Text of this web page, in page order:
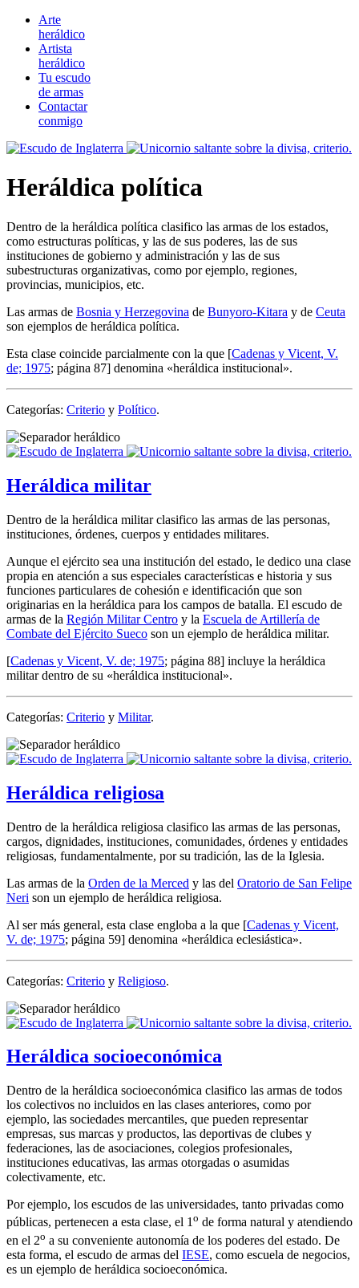
Arte
heráldico
Artista
heráldico
Tu escudo
de armas
Contactar
conmigo
Heráldica política
Dentro de la heráldica política clasifico las armas de los estados,
como estructuras políticas, y las de sus poderes, las de sus
instituciones de gobierno y administración y las de sus
subestructuras organizativas, como por ejemplo, regiones,
provincias, municipios, etc.
Las armas de Bosnia y Herzegovina de Bunyoro-Kitara y de Ceuta
son ejemplos de heráldica política.
Esta clase coincide parcialmente con la que [Cadenas y Vicent, V.
de; 1975; página 87] denomina «heráldica institucional».
Categorías: Criterio y Político.
Heráldica militar
Dentro de la heráldica militar clasifico las armas de las personas,
instituciones, órdenes, cuerpos y entidades militares.
Aunque el ejército sea una institución del estado, le dedico una clase
propia en atención a sus especiales características e historia y sus
funciones particulares de cohesión e identificación que son
originarias en la heráldica para los campos de batalla. El escudo de
armas de la Región Militar Centro y la Escuela de Artillería de
Combate del Ejército Sueco son un ejemplo de heráldica militar.
[Cadenas y Vicent, V. de; 1975; página 88] incluye la heráldica
militar dentro de su «heráldica institucional».
Categorías: Criterio y Militar.
Heráldica religiosa
Dentro de la heráldica religiosa clasifico las armas de las personas,
cargos, dignidades, instituciones, comunidades, órdenes y entidades
religiosas, fundamentalmente, por su tradición, las de la Iglesia.
Las armas de la Orden de la Merced y las del Oratorio de San Felipe
Neri son un ejemplo de heráldica religiosa.
Al ser más general, esta clase engloba a la que [Cadenas y Vicent,
V. de; 1975; página 59] denomina «heráldica eclesiástica».
Categorías: Criterio y Religioso.
Heráldica socioeconómica
Dentro de la heráldica socioeconómica clasifico las armas de todos
los colectivos no incluidos en las clases anteriores, como por
ejemplo, las sociedades mercantiles, que pueden representar
empresas, sus marcas y productos, las deportivas de clubes y
federaciones, las de asociaciones, colegios profesionales,
instituciones educativas, las armas otorgadas o asumidas
colectivamente, etc.
Por ejemplo, los escudos de las universidades, tanto privadas como
públicas, pertenecen a esta clase, el 1o de forma natural y atendiendo
en el 2o a su conveniente autonomía de los poderes del estado. De
esta forma, el escudo de armas del IESE, como escuela de negocios,
es un ejemplo de heráldica socioeconómica.